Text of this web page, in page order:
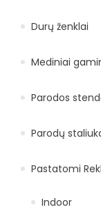
Durų ženklai
Mediniai
Parodos
Parodų
Pastatomi
Indoor